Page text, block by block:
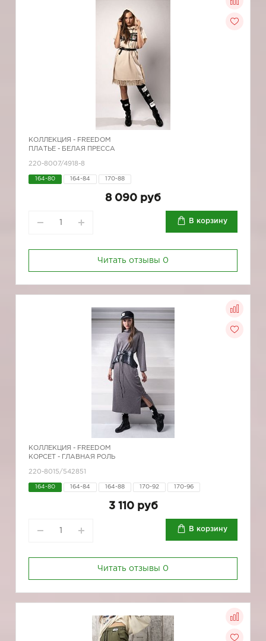
КОЛЛЕКЦИЯ - FREEDOM
ПЛАТЬЕ - БЕЛАЯ ПРЕССА
220-8007/4918-8
164-80 164-84 170-88
8 090 руб
В корзину
Читать отзывы 0
КОЛЛЕКЦИЯ - FREEDOM
КОРСЕТ - ГЛАВНАЯ РОЛЬ
220-8015/542851
164-80 164-84 164-88 170-92 170-96
3 110 руб
В корзину
Читать отзывы 0